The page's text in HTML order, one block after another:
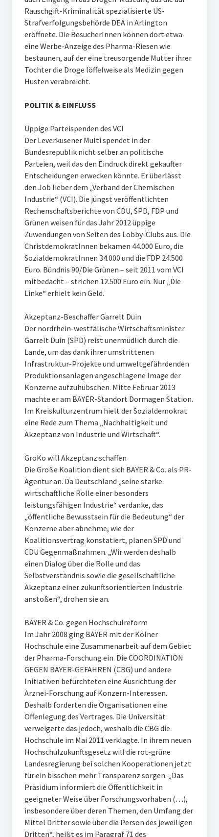
Rauschgift-Kriminalität spezialisierte US-
Strafverfolgungsbehörde DEA in Arlington
eröffnete. Die BesucherInnen können dort etwa
eine Werbe-Anzeige des Pharma-Riesen wie
bestaunen, auf der eine treusorgende Mutter ihrer
Tochter die Droge löffelweise als Medizin gegen
Husten verabreicht.
POLITIK & EINFLUSS
Üppige Parteispenden des VCI
Der Leverkusener Multi spendet in der
Bundesrepublik nicht selber an politische
Parteien, weil das den Eindruck direkt gekaufter
Entscheidungen erwecken könnte. Er überlässt
den Job lieber dem „Verband der Chemischen
Industrie“ (VCI). Die jüngst veröffentlichten
Rechenschaftsberichte von CDU, SPD, FDP und
Grünen weisen für das Jahr 2012 üppige
Zuwendungen von Seiten des Lobby-Clubs aus. Die
ChristdemokratInnen bekamen 44.000 Euro, die
SozialdemokratInnen 34.000 und die FDP 24.500
Euro. Bündnis 90/Die Grünen – seit 2011 vom VCI
mitbedacht – strichen 12.500 Euro ein. Nur „Die
Linke“ erhielt kein Geld.
Akzeptanz-Beschaffer Garrelt Duin
Der nordrhein-westfälische Wirtschaftsminister
Garrelt Duin (SPD) reist unermüdlich durch die
Lande, um das dank ihrer umstrittenen
Infrastruktur-Projekte und umweltgefährdenden
Produktionsanlagen angeschlagene Image der
Konzerne aufzuhübschen. Mitte Februar 2013
machte er am BAYER-Standort Dormagen Station.
Im Kreiskulturzentrum hielt der Sozialdemokrat
eine Rede zum Thema „Nachhaltigkeit und
Akzeptanz von Industrie und Wirtschaft“.
GroKo will Akzeptanz schaffen
Die Große Koalition dient sich BAYER & Co. als PR-
Agentur an. Da Deutschland „seine starke
wirtschaftliche Rolle einer besonders
leistungsfähigen Industrie“ verdanke, das
„öffentliche Bewusstsein für die Bedeutung“ der
Konzerne aber abnehme, wie der
Koalitionsvertrag konstatiert, planen SPD und
CDU Gegenmaßnahmen. „Wir werden deshalb
einen Dialog über die Rolle und das
Selbstverständnis sowie die gesellschaftliche
Akzeptanz einer zukunftsorientierten Industrie
anstoßen“, drohen sie an.
BAYER & Co. gegen Hochschulreform
Im Jahr 2008 ging BAYER mit der Kölner
Hochschule eine Zusammenarbeit auf dem Gebiet
der Pharma-Forschung ein. Die COORDINATION
GEGEN BAYER-GEFAHREN (CBG) und andere
Initiativen befürchteten eine Ausrichtung der
Arznei-Forschung auf Konzern-Interessen.
Deshalb forderten die Organisationen eine
Offenlegung des Vertrages. Die Universität
verweigerte das jedoch, weshalb die CBG die
Hochschule im Mai 2011 verklagte. In ihrem neuen
Hochschulzukunftsgesetz will die rot-grüne
Landesregierung bei solchen Kooperationen jetzt
für ein bisschen mehr Transparenz sorgen. „Das
Präsidium informiert die Öffentlichkeit in
geeigneter Weise über Forschungsvorhaben (…),
insbesondere über deren Themen, den Umfang der
Mittel Dritter sowie über die Person des jeweiligen
Dritten“, heißt es im Paragraf 71 des